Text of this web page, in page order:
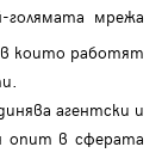
голямата мрежа
които работят
агентски и
опит в сферата